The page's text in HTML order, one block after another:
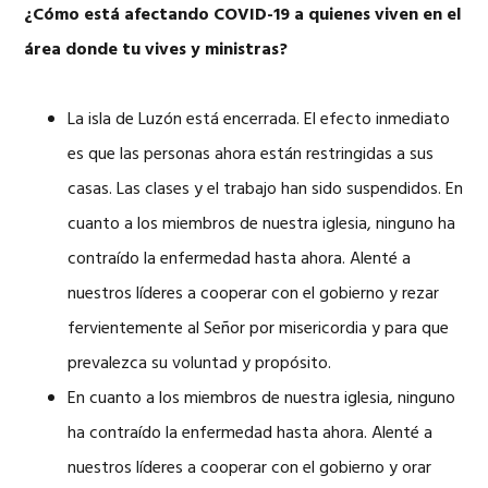
¿Cómo está afectando COVID-19 a quienes viven en el
área donde tu vives y ministras?
La isla de Luzón está encerrada. El efecto inmediato
es que las personas ahora están restringidas a sus
casas. Las clases y el trabajo han sido suspendidos. En
cuanto a los miembros de nuestra iglesia, ninguno ha
contraído la enfermedad hasta ahora. Alenté a
nuestros líderes a cooperar con el gobierno y rezar
fervientemente al Señor por misericordia y para que
prevalezca su voluntad y propósito.
En cuanto a los miembros de nuestra iglesia, ninguno
ha contraído la enfermedad hasta ahora. Alenté a
nuestros líderes a cooperar con el gobierno y orar